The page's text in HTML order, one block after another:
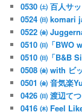
0530 ㈯ 百人サ
0524 ㈰ komari
0522 ㈮
0510 ㈰「BWO
0510 ㈰「B&B
0508 ㈮ with ビ
0501 ㈮ 音気楽
0426 ㈰ 渡辺て
0416 ㈭ Feel